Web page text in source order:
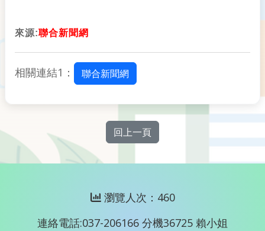
來源:聯合新聞網
相關連結1： 聯合新聞網
回上一頁
瀏覽人次：460
連絡電話:037-206166 分機36725 賴小姐